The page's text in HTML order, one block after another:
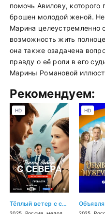
помочь Авилову,
брошен молодой женой.
Марина целеустремленно
возможность жить
она также озадачена
правду о её роли в его
Марины Романовой
Рекомендуем:
Тёплый ветер с севера
HD HD